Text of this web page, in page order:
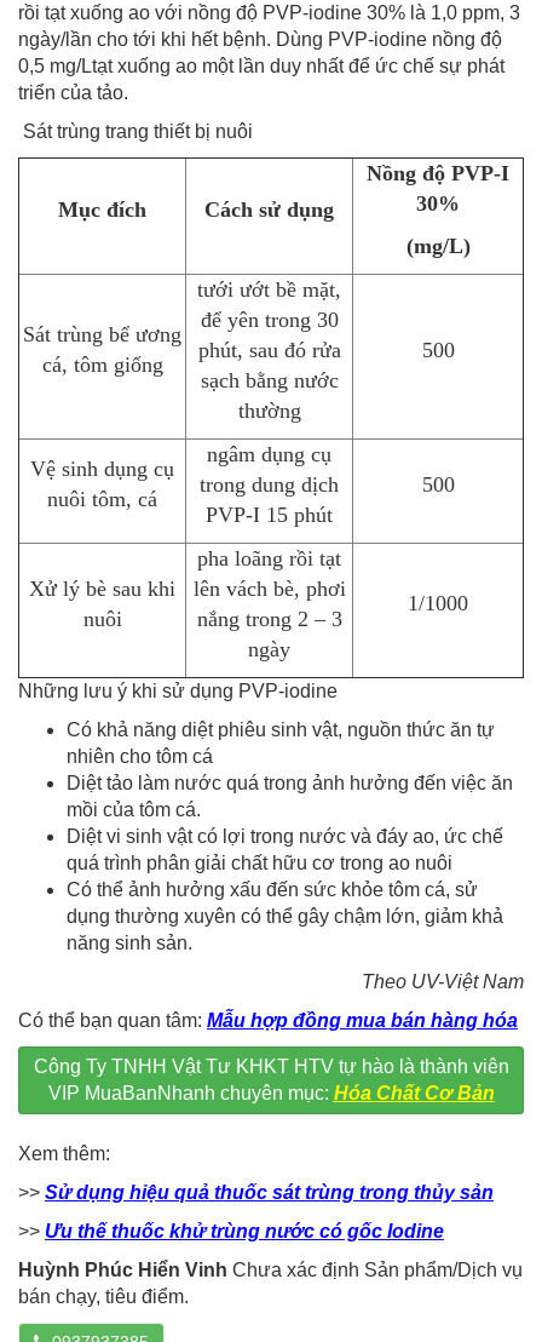
rồi tạt xuống ao với nồng độ PVP-iodine 30% là 1,0 ppm, 3
ngày/lần cho tới khi hết bệnh. Dùng PVP-iodine nồng độ
0,5 mg/Ltạt xuống ao một lần duy nhất để ức chế sự phát
triển của tảo.
Sát trùng trang thiết bị nuôi
Mục đích Cách sử dụng
Nồng độ PVP-I
30%
(mg/L)
Sát trùng bể ương
cá, tôm giống
tưới ướt bề mặt,
để yên trong 30
phút, sau đó rửa
sạch bằng nước
thường
500
Vệ sinh dụng cụ
nuôi tôm, cá
ngâm dụng cụ
trong dung dịch
PVP-I 15 phút
500
Xử lý bè sau khi
nuôi
pha loãng rồi tạt
lên vách bè, phơi
nắng trong 2 – 3
ngày
1/1000
Những lưu ý khi sử dụng PVP-iodine
Có khả năng diệt phiêu sinh vật, nguồn thức ăn tự
nhiên cho tôm cá
Diệt tảo làm nước quá trong ảnh hưởng đến việc ăn
mồi của tôm cá.
Diệt vi sinh vật có lợi trong nước và đáy ao, ức chế
quá trình phân giải chất hữu cơ trong ao nuôi
Có thể ảnh hưởng xấu đến sức khỏe tôm cá, sử
dụng thường xuyên có thể gây chậm lớn, giảm khả
năng sinh sản.
Theo UV-Việt Nam
Có thể bạn quan tâm: Mẫu hợp đồng mua bán hàng hóa
Công Ty TNHH Vật Tư KHKT HTV tự hào là thành viên
VIP MuaBanNhanh chuyên mục: Hóa Chất Cơ Bản
Xem thêm:
>> Sử dụng hiệu quả thuốc sát trùng trong thủy sản
>> Ưu thế thuốc khử trùng nước có gốc Iodine
Huỳnh Phúc Hiển Vinh Chưa xác định Sản phẩm/Dịch vụ
bán chạy, tiêu điểm.